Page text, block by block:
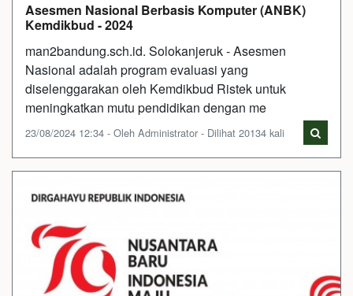
Asesmen Nasional Berbasis Komputer (ANBK)
Kemdikbud - 2024
man2bandung.sch.id. Solokanjeruk - Asesmen
Nasional adalah program evaluasi yang
diselenggarakan oleh Kemdikbud Ristek untuk
meningkatkan mutu pendidikan dengan me
23/08/2024 12:34 - Oleh Administrator - Dilihat 20134 kali